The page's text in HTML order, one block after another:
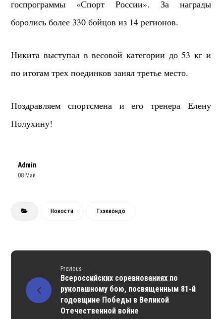
госпрограммы «Спорт России». За награды
боролись более 330 бойцов из 14 регионов.
Никита выступал в весовой категории до 53 кг и
по итогам трех поединков занял третье место.
Поздравляем спортсмена и его тренера Елену
Полухину!
Admin
08 Май
Новости Тхэквондо
Previous
Всероссийских соревнованиях по
рукопашному бою, посвященным 81-й
годовщине Победы в Великой
Отечественной войне